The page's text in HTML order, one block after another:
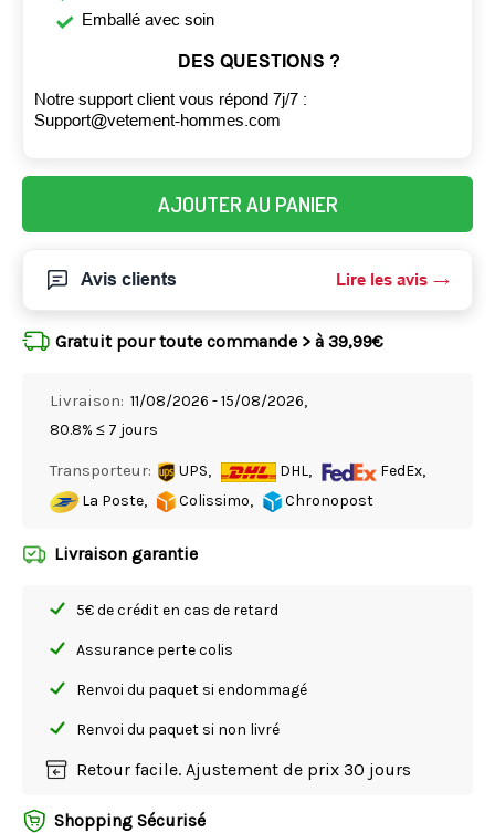
Emballé avec soin
DES QUESTIONS ?
Notre support client vous répond 7j/7 :
Support@vetement-hommes.com
AJOUTER AU PANIER
Avis clients Lire les avis
Gratuit pour toute commande > à 39,99€
Livraison: 11/08/2026 - 15/08/2026,
80.8% ≤ 7 jours
Transporteur: UPS, DHL,
FedEx,
La Poste,
Colissimo, Chronopost
Livraison garantie
5€ de crédit en cas de retard
Assurance perte colis
Renvoi du paquet si endommagé
Renvoi du paquet si non livré
Retour facile. Ajustement de prix 30 jours
Shopping Sécurisé